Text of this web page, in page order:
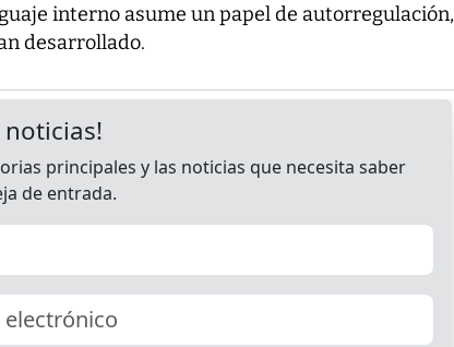
interno asume un papel de autorregulación,
desarrollado.